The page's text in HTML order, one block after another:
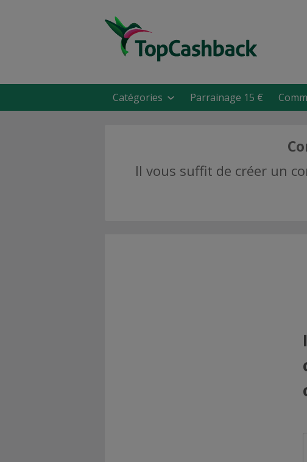
Catégories Parrainage 15 €
Il vous suffit de créer un